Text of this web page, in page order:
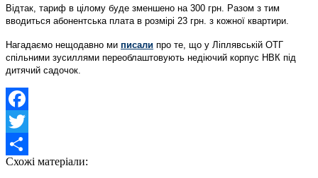
Відтак, тариф в цілому буде зменшено на 300 грн. Разом з тим
вводиться абонентська плата в розмірі 23 грн. з кожної квартири.
Нагадаємо нещодавно ми писали про те, що у Ліплявській ОТГ
спільними зусиллями переоблаштовують недіючий корпус НВК під
дитячий садочок.
Facebook
Twitter
Share
Схожі матеріали: